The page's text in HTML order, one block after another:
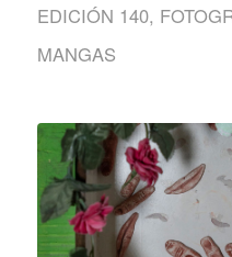
EDICIÓN 140,
MANGAS